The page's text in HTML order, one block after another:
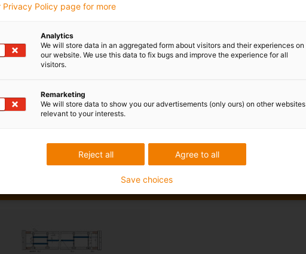
Privacy Policy page for more
Analytics
We will store data in an aggregated form about visitors and their experiences on
our website. We use this data to fix bugs and improve the experience for all
visitors.
Remarketing
We will store data to show you our advertisements (only ours) on other websites
relevant to your interests.
Agree to all
Reject all
Save choices